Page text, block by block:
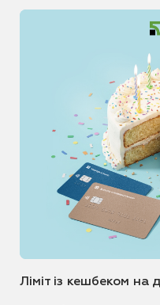
Ліміт із кешбеком на